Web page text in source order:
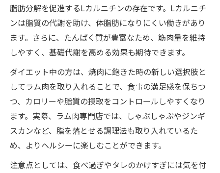
脂肪分解を促進するLカルニチンの存在です。Lカルニチ
ンは脂質の代謝を助け、体脂肪になりにくい働きがあり
ます。さらに、たんぱく質が豊富なため、筋肉量を維持
しやすく、基礎代謝を高める効果も期待できます。
ダイエット中の方は、焼肉に飽きた時の新しい選択肢と
してラム肉を取り入れることで、食事の満足感を保ちつ
つ、カロリーや脂質の摂取をコントロールしやすくなり
ます。実際、ラム肉専門店では、しゃぶしゃぶやジンギ
スカンなど、脂を落とせる調理法も取り入れているた
め、よりヘルシーに楽しむことができます。
注意点としては、食べ過ぎやタレのかけすぎには気を付